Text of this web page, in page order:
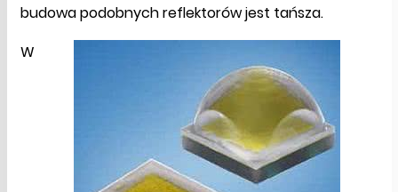
budowa podobnych reflektorów jest tańsza.
W